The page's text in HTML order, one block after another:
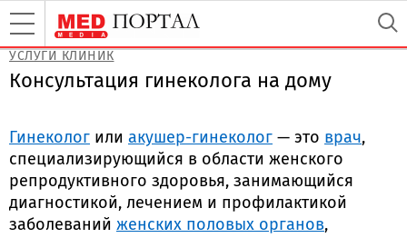
УСЛУГИ КЛИНИК
Консультация гинеколога на дому
Гинеколог или акушер-гинеколог — это врач,
специализирующийся в области женского
репродуктивного здоровья, занимающийся
диагностикой, лечением и профилактикой
заболеваний женских половых органов,